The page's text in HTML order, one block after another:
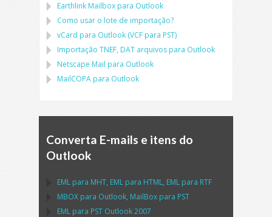
Earthlink Mailbox para Outlook
Como usar o lote de importação?
vCard para Outlook (VCF para PST)
Importação TNEF, DAT arquivos para Outlook
Netscape Mail para Outlook
MailCOPA para Outlook
Converta E-mails e itens do
Outlook
EML para MHT, EML para HTML, EML para RTF
MBOX para Outlook, MailBox para PST
EML para PST Outlook2007